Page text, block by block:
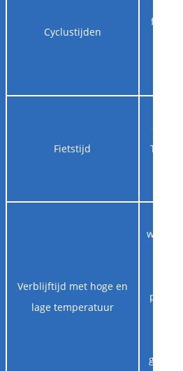
Cyclustijden
Fietstijd
Verblijftijd met hoge en
lage temperatuur